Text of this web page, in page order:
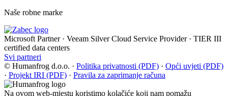
Naše robne marke
Microsoft Partner · Veeam Silver Cloud Service Provider · TIER III
certified data centers
Svi partneri
© Humanfrog d.o.o. · Politika privatnosti (PDF) · Opći uvjeti (PDF)
· Projekt IRI (PDF) · Pravila za zaprimanje računa
Na ovom web-mjestu koristimo kolačiće koji nam pomažu